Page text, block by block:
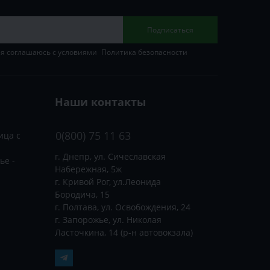
Подписаться
соглашаюсь с условиями Политика безопасности
с
-
Наши контакты
0(800) 75 11 63
г. Днепр, ул. Сичеславская
Набережная, 5ж
г. Кривой Рог, ул.Леонида
Бородича, 15
г. Полтава, ул. Освобождения, 24
г. Запорожье, ул. Николая
Ласточкина, 14 (р-н автовокзала)